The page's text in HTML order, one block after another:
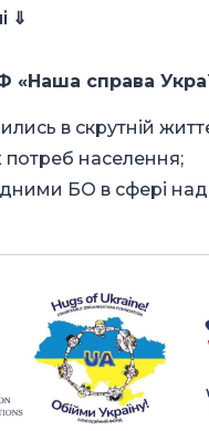
⇓
«Наша справа
в скрутній
потреб населення;
БО в сфері